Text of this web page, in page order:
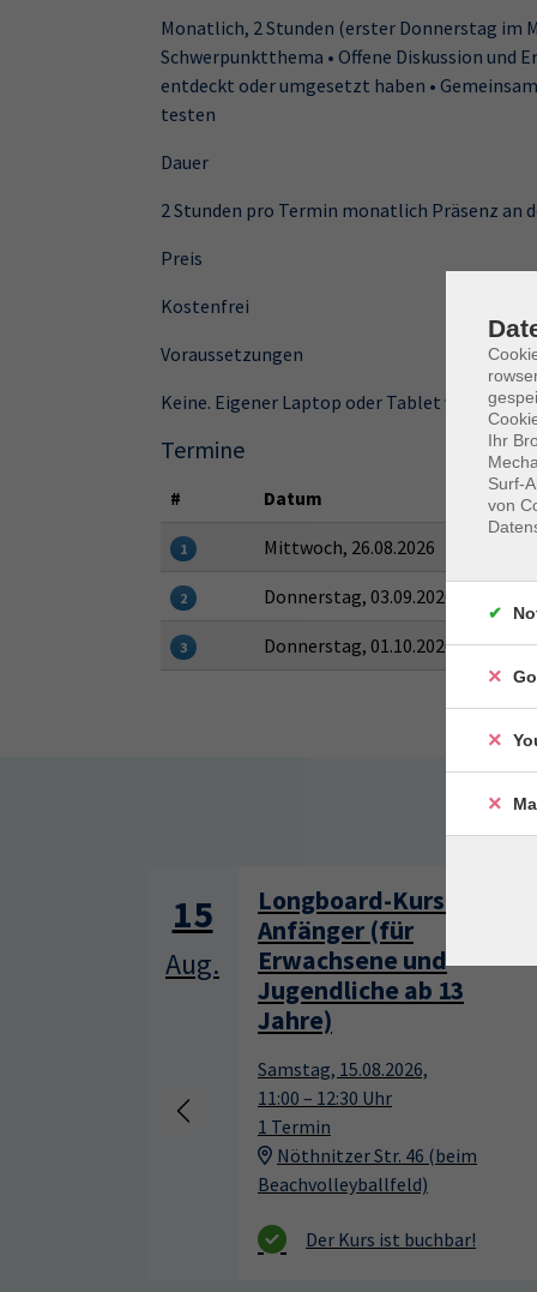
Monatlich, 2 Stunden (erster Donnerstag im
Schwerpunktthema • Offene Diskussion und
entdeckt oder umgesetzt haben •
testen
Dauer
2 Stunden pro Termin monatlich Präsenz an
Preis
Kostenfrei
Voraussetzungen
Keine. Eigener Laptop oder Tablet von
Termine
# Datum
1 Mittwoch, 26.08.2026
2 Donnerstag, 03.09.2026
3 Donnerstag, 01.10.2026
15
Aug.
Longboard-Kurs für
Anfänger (für
Erwachsene und
Jugendliche ab 13
Jahre)
Samstag, 15.08.2026,
11:00 – 12:30 Uhr
1 Termin
Nöthnitzer Str. 46 (beim
Beachvolleyballfeld)
Ihr
Surf-
von